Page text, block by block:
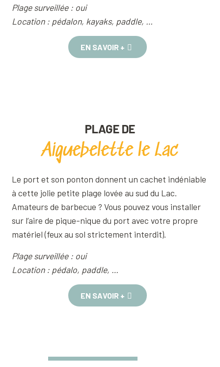
Plage surveillée : oui
Location : pédalon, kayaks, paddle, …
EN SAVOIR +
PLAGE DE
Aiguebelette le Lac
Le port et son ponton donnent un cachet indéniable
à cette jolie petite plage lovée au sud du Lac.
Amateurs de barbecue ? Vous pouvez vous installer
sur l’aire de pique-nique du port avec votre propre
matériel (feux au sol strictement interdit).
Plage surveillée : oui
Location : pédalo, paddle, …
EN SAVOIR +